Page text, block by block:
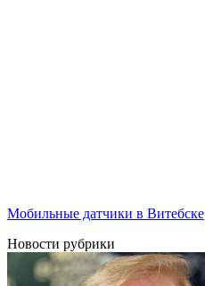
Мобильные датчики в Витебске
Новости рубрики